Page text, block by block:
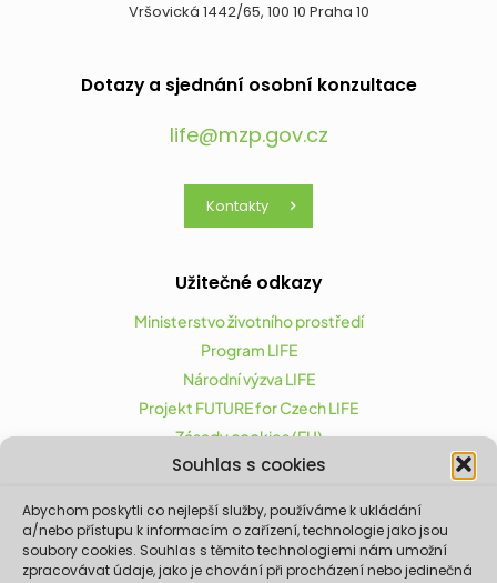
Souhlas s cookies
Abychom poskytli co nejlepší služby, používáme k ukládání
a/nebo přístupu k informacím o zařízení, technologie jako jsou
soubory cookies. Souhlas s těmito technologiemi nám umožní
zpracovávat údaje, jako je chování při procházení nebo jedinečná
Vršovická 1442/65, 100 10 Praha 10
Dotazy a sjednání osobní konzultace
life@mzp.gov.cz
Kontakty
Užitečné odkazy
Ministerstvo životního prostředí
Program LIFE
Národní výzva LIFE
Projekt FUTURE for Czech LIFE
Zásady cookies (EU)
Projekt FUTURE for Czech LIFE (LIFE21-CAP-CZ-LIFE
FOR CZECHIA) byl podpořen z finančního nástroje
Evropské unie LIFE.